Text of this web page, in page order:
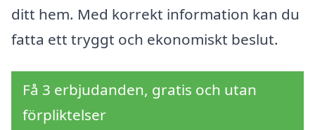
ditt hem. Med korrekt information kan du
fatta ett tryggt och ekonomiskt beslut.
Få 3 erbjudanden, gratis och utan
förpliktelser